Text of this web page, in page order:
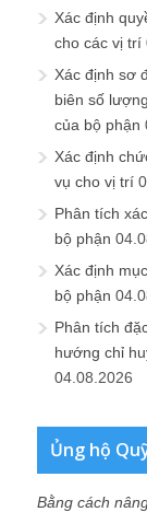
Xác định
cho các vị trí
Xác định sơ
biên số
của bộ phận
Xác định
vụ cho vị trí
Phân tích
bộ phận
Xác định
bộ phận
Phân tích
hướng chỉ
04.08.2026
Ủng hộ
Bằng cách